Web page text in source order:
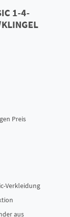
1-4-
Preis
Verkleidung
aus